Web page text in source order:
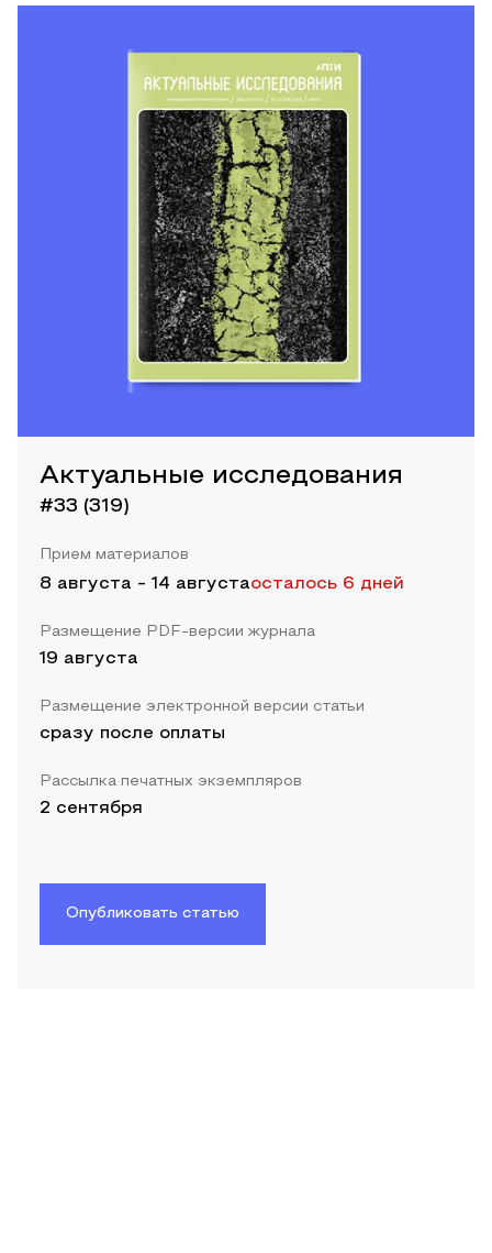
Актуальные исследования
#33 (319)
Прием материалов
8 августа - 14 августаосталось 6 дней
Размещение PDF-версии журнала
19 августа
Размещение электронной версии статьи
сразу после оплаты
Рассылка печатных экземпляров
2 сентября
Опубликовать статью